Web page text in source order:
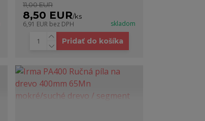
11,00 EUR
8,50 EUR/ks
6,91 EUR bez DPH skladom
Pridať do košíka